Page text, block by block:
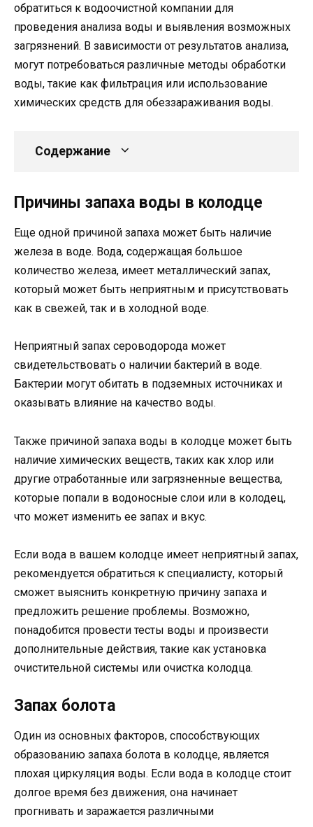
обратиться к водоочистной компании для
проведения анализа воды и выявления возможных
загрязнений. В зависимости от результатов анализа,
могут потребоваться различные методы обработки
воды, такие как фильтрация или использование
химических средств для обеззараживания воды.
Содержание
Причины запаха воды в колодце
Еще одной причиной запаха может быть наличие
железа в воде. Вода, содержащая большое
количество железа, имеет металлический запах,
который может быть неприятным и присутствовать
как в свежей, так и в холодной воде.
Неприятный запах сероводорода может
свидетельствовать о наличии бактерий в воде.
Бактерии могут обитать в подземных источниках и
оказывать влияние на качество воды.
Также причиной запаха воды в колодце может быть
наличие химических веществ, таких как хлор или
другие отработанные или загрязненные вещества,
которые попали в водоносные слои или в колодец,
что может изменить ее запах и вкус.
Если вода в вашем колодце имеет неприятный запах,
рекомендуется обратиться к специалисту, который
сможет выяснить конкретную причину запаха и
предложить решение проблемы. Возможно,
понадобится провести тесты воды и произвести
дополнительные действия, такие как установка
очистительной системы или очистка колодца.
Запах болота
Один из основных факторов, способствующих
образованию запаха болота в колодце, является
плохая циркуляция воды. Если вода в колодце стоит
долгое время без движения, она начинает
прогнивать и заражается различными